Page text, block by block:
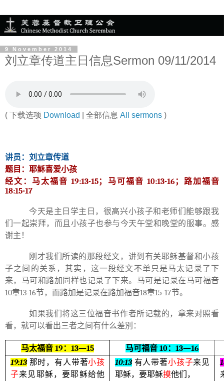
9 November 2014
刘立章传道主日信息Sermon 09/11/2014
( 下载选项 Download | 全部信息 All sermons )
讲员：刘立章传道
题目：耶稣喜爱小孩
经文：马太福音 19:13-15；马可福音 10:13-16；路加福音
18:15-17
今天是主日学主日，很高兴小孩子和老师们能够跟我
们一起崇拜，而且小孩子也参与今天午堂和晚堂的服事。感
谢主！
刚才我们所读的那段经文， 讲到 有关耶稣基督和小孩
子之间的关系，其实，这一段经文不单只是马太记录了下
来，马可和路加同样也记录了下来。马可是记录在马可福音
10章13-16节，而路加是记录在路加福音18章15-17节。
如果我们将这三位福音书作者所记载的，拿来对照看
看，就可以看出三者之间有什么差別：
马太福音 19： 13—15 马可福音 10： 13—16
19:13那时，有人带著小孩
子来见耶稣，要耶稣给他
10:13有人带著小孩子来见
耶稣，要耶稣摸他们，